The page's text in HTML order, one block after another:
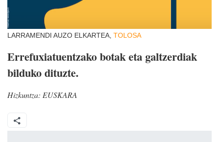
LARRAMENDI AUZO ELKARTEA, TOLOSA
Errefuxiatuentzako botak eta galtzerdiak
bilduko dituzte.
Hizkuntza: EUSKARA